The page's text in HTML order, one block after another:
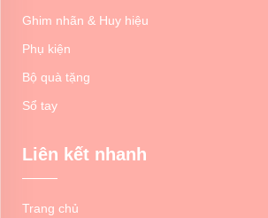
Ghim nhãn & Huy hiệu
Phụ kiện
Bộ quà tặng
Sổ tay
Liên kết nhanh
Trang chủ